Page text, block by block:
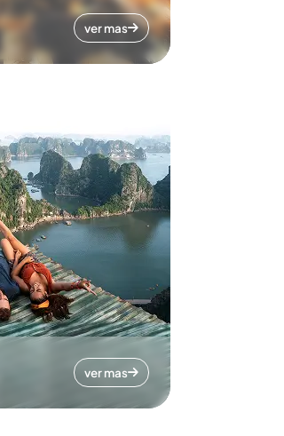
ver mas
ver mas